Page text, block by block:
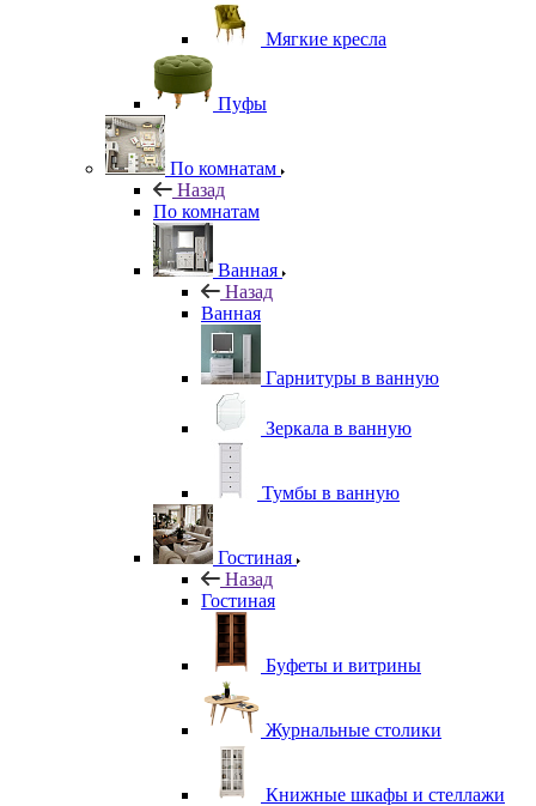
Мягкие кресла
Пуфы
По комнатам
Назад
По комнатам
Ванная
Назад
Ванная
Гарнитуры в ванную
Зеркала в ванную
Тумбы в ванную
Гостиная
Назад
Гостиная
Буфеты и витрины
Журнальные столики
Книжные шкафы и стеллажи